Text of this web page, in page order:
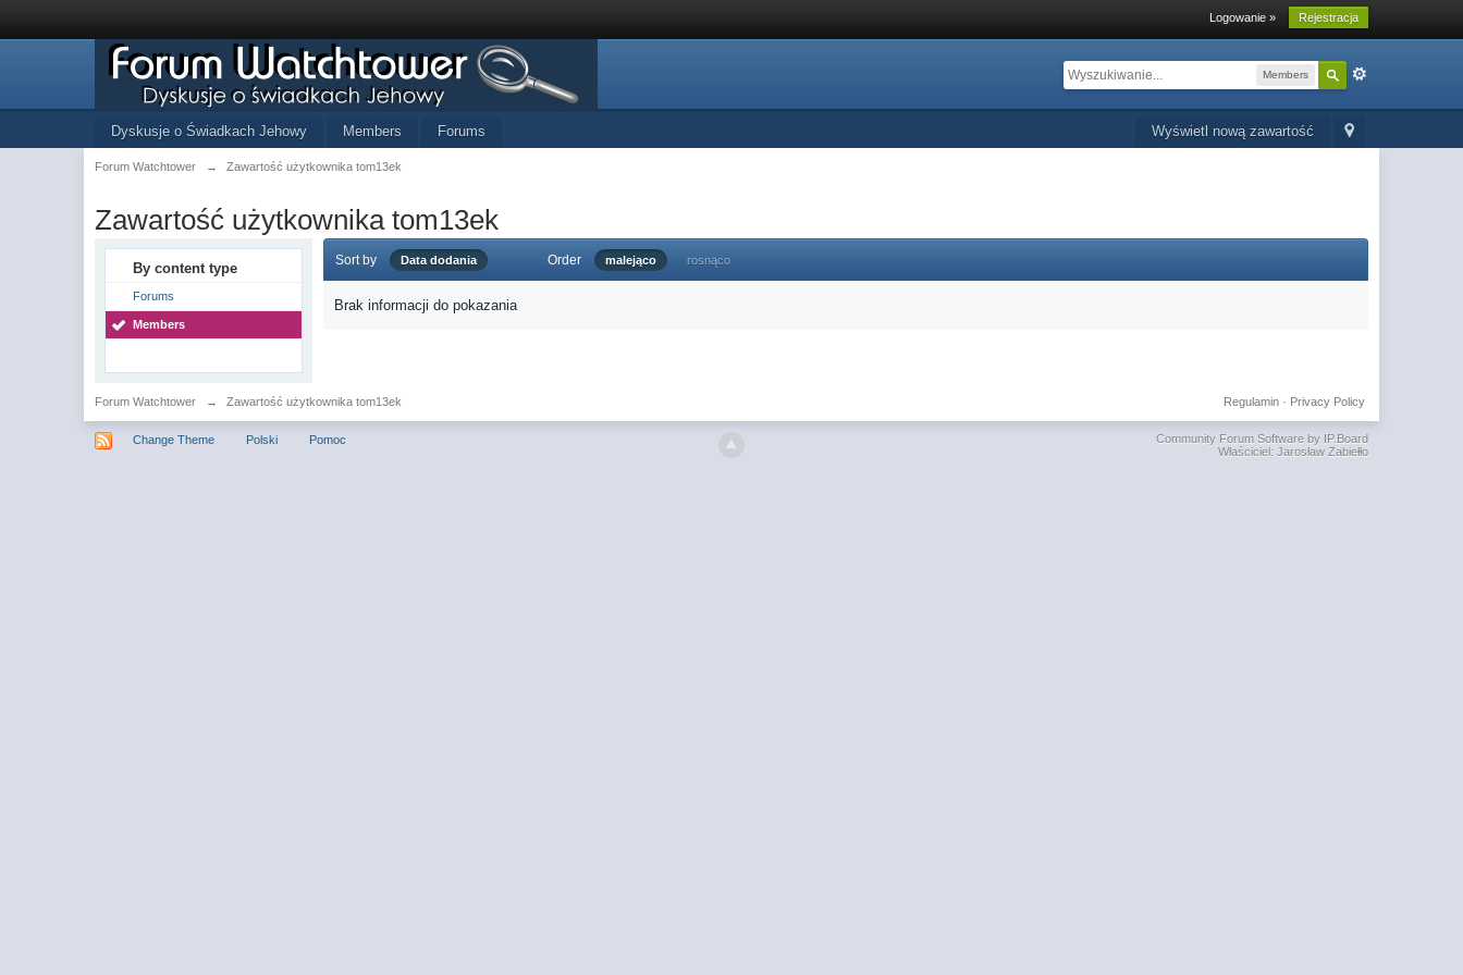
Logowanie » Rejestracja
Members
Wyświetl nową zawartość
Dyskusje o Świadkach Jehowy Members Forums
Forum Watchtower → Zawartość użytkownika tom13ek
Zawartość użytkownika tom13ek
By content type
Forums
Members
Sort by Data dodania Order malejąco rosnąco
Brak informacji do pokazania
Forum Watchtower → Zawartość użytkownika tom13ek Privacy Policy
Regulamin·
Change Theme Polski Pomoc
Community Forum Software by IP.Board
Właściciel: Jarosław Zabiełło